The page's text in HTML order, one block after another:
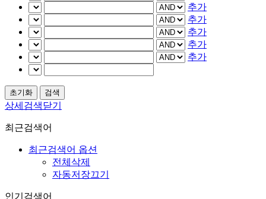
추가
추가
추가
추가
추가
상세검색닫기
최근검색어
최근검색어 옵션
전체삭제
자동저장끄기
인기검색어